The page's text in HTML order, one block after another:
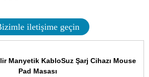
iletişime geçin
Manyetik KabloSuz Şarj Cihazı Mouse
Pad Masası